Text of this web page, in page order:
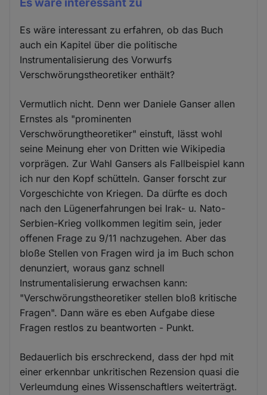
Es wäre interessant zu erfahren, ob das Buch
auch ein Kapitel über die politische
Instrumentalisierung des Vorwurfs
Verschwörungstheoretiker enthält?
Vermutlich nicht. Denn wer Daniele Ganser allen
Ernstes als "prominenten
Verschwörungtheoretiker" einstuft, lässt wohl
seine Meinung eher von Dritten wie Wikipedia
vorprägen. Zur Wahl Gansers als Fallbeispiel kann
ich nur den Kopf schütteln. Ganser forscht zur
Vorgeschichte von Kriegen. Da dürfte es doch
nach den Lügenerfahrungen bei Irak- u. Nato-
Serbien-Krieg vollkommen legitim sein, jeder
offenen Frage zu 9/11 nachzugehen. Aber das
bloße Stellen von Fragen wird ja im Buch schon
denunziert, woraus ganz schnell
Instrumentalisierung erwachsen kann:
"Verschwörungstheoretiker stellen bloß kritische
Fragen". Dann wäre es eben Aufgabe diese
Fragen restlos zu beantworten - Punkt.
Bedauerlich bis erschreckend, dass der hpd mit
einer erkennbar unkritischen Rezension quasi die
Verleumdung eines Wissenschaftlers weiterträgt.